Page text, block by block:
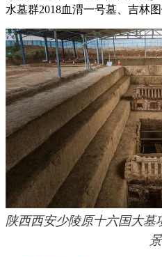
水墓群2018血渭一号墓、吉林
陕西西安少陵原十六国大墓
景